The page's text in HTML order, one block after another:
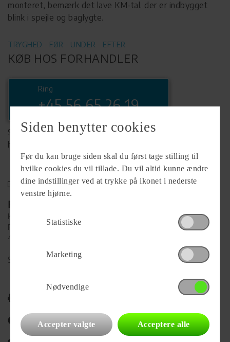
monteret, bemærk det lave KM-tal. der er indbygget
blink i spejle og baglygte.
TRYGHED - FØR - UNDER - EFTER
KØB HOS FORHANDLER
Ring
+45 56 65 26 19
Se komplet info på forhandlerens
hjemmeside
Forhandler
Køge MC
Falkevej 38
4600 Køge
Se alle 441vogne for forhandleren
Del på Facebook
Siden benytter cookies
Før du kan bruge siden skal du først tage stilling til
hvilke cookies du vil tillade. Du vil altid kunne ændre
dine indstillinger ved at trykke på ikonet i nederste
venstre hjørne.
Statistiske
Marketing
Nødvendige
Accepter valgte Acceptere alle